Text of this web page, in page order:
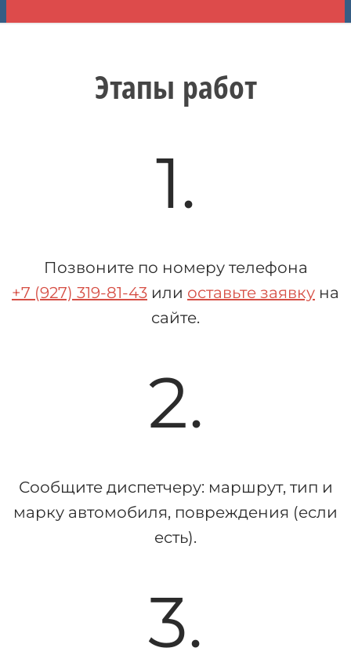
Этапы работ
1.
Позвоните по номеру телефона
+7 (927) 319-81-43 или оставьте заявку на
сайте.
2.
Сообщите диспетчеру: маршрут, тип и
марку автомобиля, повреждения (если
есть).
3.